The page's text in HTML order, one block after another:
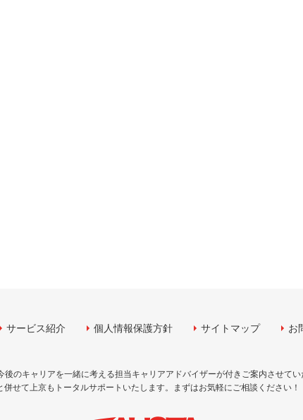
サービス紹介 個人情報保護方針 サイトマップ お
後のキャリアを一緒に考える担当キャリアアドバイザーが付きご案内させてい
併せて上京もトータルサポートいたします。まずはお気軽にご相談ください！